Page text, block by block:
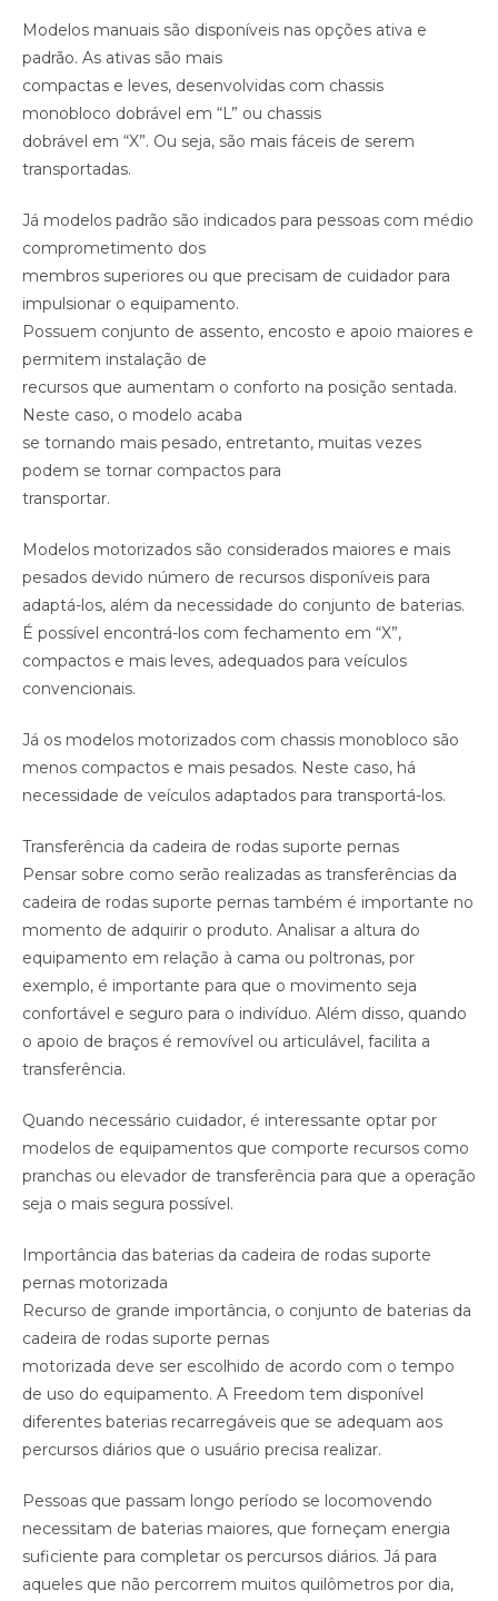
Modelos manuais são disponíveis nas opções ativa e
padrão. As ativas são mais
compactas e leves, desenvolvidas com chassis
monobloco dobrável em “L” ou chassis
dobrável em “X”. Ou seja, são mais fáceis de serem
transportadas.
Já modelos padrão são indicados para pessoas com médio
comprometimento dos
membros superiores ou que precisam de cuidador para
impulsionar o equipamento.
Possuem conjunto de assento, encosto e apoio maiores e
permitem instalação de
recursos que aumentam o conforto na posição sentada.
Neste caso, o modelo acaba
se tornando mais pesado, entretanto, muitas vezes
podem se tornar compactos para
transportar.
Modelos motorizados são considerados maiores e mais
pesados devido número de recursos disponíveis para
adaptá-los, além da necessidade do conjunto de baterias.
É possível encontrá-los com fechamento em “X”,
compactos e mais leves, adequados para veículos
convencionais.
Já os modelos motorizados com chassis monobloco são
menos compactos e mais pesados. Neste caso, há
necessidade de veículos adaptados para transportá-los.
Transferência da cadeira de rodas suporte pernas
Pensar sobre como serão realizadas as transferências da
cadeira de rodas suporte pernas também é importante no
momento de adquirir o produto. Analisar a altura do
equipamento em relação à cama ou poltronas, por
exemplo, é importante para que o movimento seja
confortável e seguro para o indivíduo. Além disso, quando
o apoio de braços é removível ou articulável, facilita a
transferência.
Quando necessário cuidador, é interessante optar por
modelos de equipamentos que comporte recursos como
pranchas ou elevador de transferência para que a operação
seja o mais segura possível.
Importância das baterias da cadeira de rodas suporte
pernas motorizada
Recurso de grande importância, o conjunto de baterias da
cadeira de rodas suporte pernas
motorizada deve ser escolhido de acordo com o tempo
de uso do equipamento. A Freedom tem disponível
diferentes baterias recarregáveis que se adequam aos
percursos diários que o usuário precisa realizar.
Pessoas que passam longo período se locomovendo
necessitam de baterias maiores, que forneçam energia
suficiente para completar os percursos diários. Já para
aqueles que não percorrem muitos quilômetros por dia,